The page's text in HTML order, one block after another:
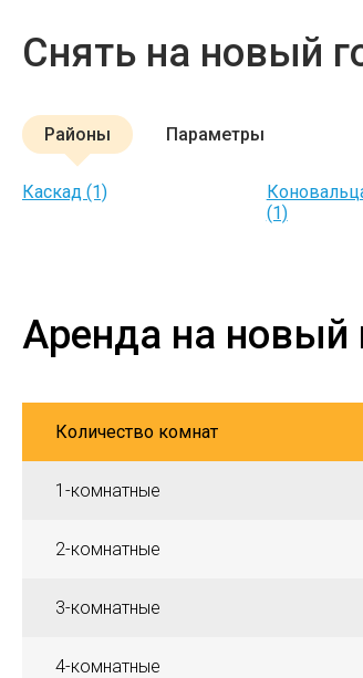
Снять на новый
Районы Параметры
Каскад (1)
(1)
Аренда на новый
Количество комнат
1-комнатные
2-комнатные
3-комнатные
4-комнатные